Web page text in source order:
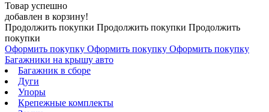
Товар успешно
добавлен в корзину!
Продолжить покупки Продолжить покупки Продолжить
покупки
Оформить покупку Оформить покупку Оформить покупку
Багажники на крышу авто
Багажник в сборе
Дуги
Упоры
Крепежные комплекты